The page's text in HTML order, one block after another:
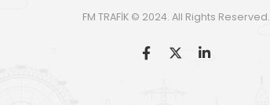
FM TRAFİK © 2024. All Rights Reserved.